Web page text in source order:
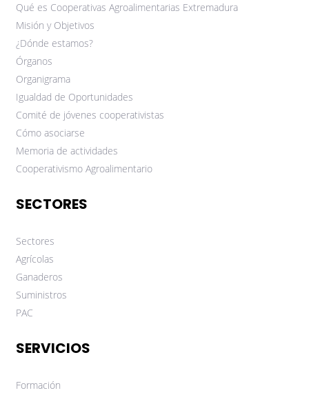
Qué es Cooperativas Agroalimentarias Extremadura
Misión y Objetivos
¿Dónde estamos?
Órganos
Organigrama
Igualdad de Oportunidades
Comité de jóvenes cooperativistas
Cómo asociarse
Memoria de actividades
Cooperativismo Agroalimentario
SECTORES
Sectores
Agrícolas
Ganaderos
Suministros
PAC
SERVICIOS
Formación